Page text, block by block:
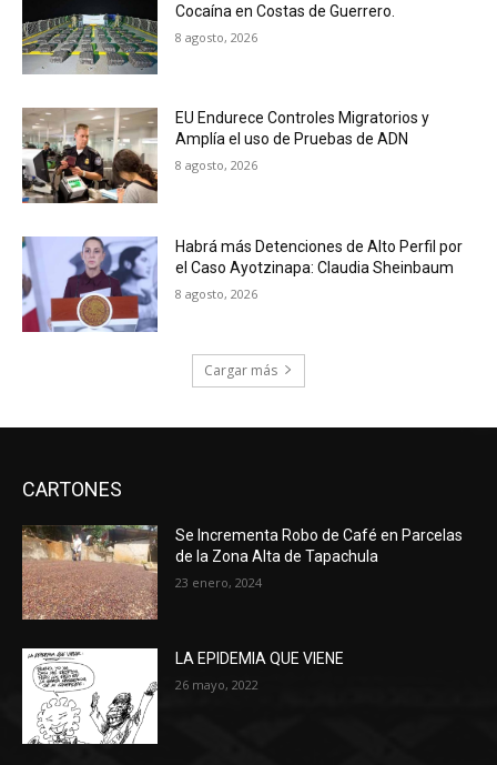
Cocaína en Costas de Guerrero.
8 agosto, 2026
EU Endurece Controles Migratorios y
Amplía el uso de Pruebas de ADN
8 agosto, 2026
Habrá más Detenciones de Alto Perfil por
el Caso Ayotzinapa: Claudia Sheinbaum
8 agosto, 2026
Cargar más
CARTONES
Se Incrementa Robo de Café en Parcelas
de la Zona Alta de Tapachula
23 enero, 2024
LA EPIDEMIA QUE VIENE
26 mayo, 2022